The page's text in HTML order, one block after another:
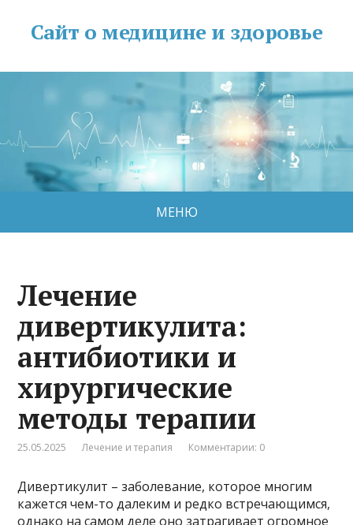
Сайт о медицине и здоровье
МЕНЮ
Лечение
дивертикулита:
антибиотики и
хирургические
методы терапии
25.05.2025 Лечение и терапия Комментарии: 0
Дивертикулит – заболевание, которое многим
кажется чем-то далеким и редко встречающимся,
однако на самом деле оно затрагивает огромное